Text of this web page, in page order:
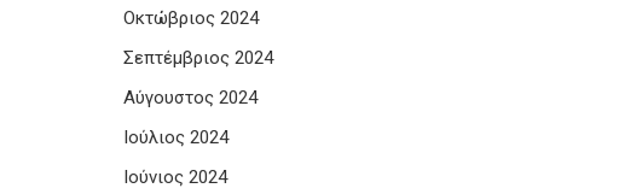
Οκτώβριος 2024
Σεπτέμβριος 2024
Αύγουστος 2024
Ιούλιος 2024
Ιούνιος 2024